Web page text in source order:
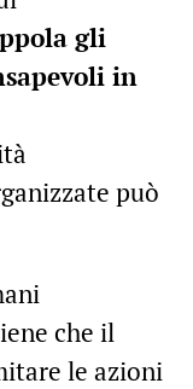
gli
in
può
che il
le azioni